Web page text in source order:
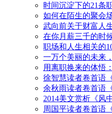
时间沉淀下的21条
如何在陌生的聚会
武向前关于财富人
在你月薪三千的时
职场和人生相关的
一万个美丽的未来
用离职换来的体悟
徐智慧读者卷首语
余秋雨读者卷首语
2014美文赏析《风
周国平读者卷首语